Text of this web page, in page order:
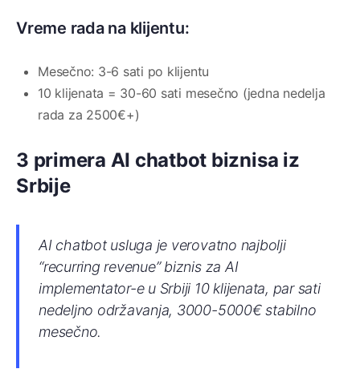
Vreme rada na klijentu:
Mesečno: 3-6 sati po klijentu
10 klijenata = 30-60 sati mesečno (jedna nedelja
rada za 2500€+)
3 primera AI chatbot biznisa iz
Srbije
AI chatbot usluga je verovatno najbolji
“recurring revenue” biznis za AI
implementator-e u Srbiji 10 klijenata, par sati
nedeljno održavanja, 3000-5000€ stabilno
mesečno.